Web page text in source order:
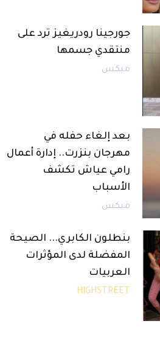
جورجينا رودريغيز ترد على
منتقدي جسمها
ميكس
بعد إلغاء حفله في
مهرجان بنزرت.. إدارة أعمال
رامي عياش تكشف
الأسباب
ميكس
بنطلون الكابري... الصيحة
المفضلة لدى المؤثرات
العربيات
HIGHSTREET